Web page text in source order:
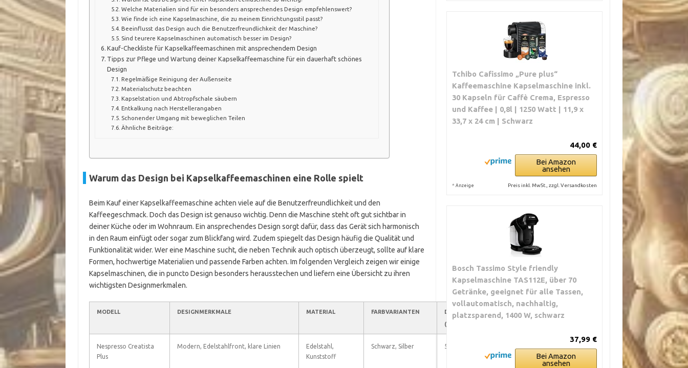
Welche Materialien sind für ein besonders ansprechendes Design empfehlenswert?
Wie finde ich eine Kapselmaschine, die zu meinem Einrichtungsstil passt?
Beeinflusst das Design auch die Benutzerfreundlichkeit der Maschine?
Sind teurere Kapselmaschinen automatisch besser im Design?
Kauf-Checkliste für Kapselkaffeemaschinen mit ansprechendem Design
Tipps zur Pflege und Wartung deiner Kapselkaffeemaschine für ein dauerhaft schönes
Design
Regelmäßige Reinigung der Außenseite
Materialschutz beachten
Kapselstation und Abtropfschale säubern
Entkalkung nach Herstellerangaben
Schonender Umgang mit beweglichen Teilen
Ähnliche Beiträge:
Warum das Design bei Kapselkaffeemaschinen eine Rolle spielt
Beim Kauf einer Kapselkaffeemaschine achten viele auf die Benutzerfreundlichkeit und den
Kaffeegeschmack. Doch das Design ist genauso wichtig. Denn die Maschine steht oft gut sichtbar in
deiner Küche oder im Wohnraum. Ein ansprechendes Design sorgt dafür, dass das Gerät sich harmonisch
in den Raum einfügt oder sogar zum Blickfang wird. Zudem spiegelt das Design häufig die Qualität und
Funktionalität wider. Wer eine Maschine sucht, die neben Technik auch optisch überzeugt, sollte auf klare
Formen, hochwertige Materialien und passende Farben achten. Im folgenden Vergleich zeigen wir einige
Kapselmaschinen, die in puncto Design besonders herausstechen und liefern eine Übersicht zu ihren
wichtigsten Designmerkmalen.
MODELL DESIGNMERKMALE MATERIAL FARBVARIANTEN
DESIGNBEWERTUNG
(1-5)
Nespresso Creatista
Plus
Modern, Edelstahlfront, klare Linien
Edelstahl,
Kunststoff
Schwarz, Silber 5
Tchibo Cafissimo „Pure plus“
Kaffeemaschine Kapselmaschine inkl.
30 Kapseln für Caffè Crema, Espresso
und Kaffee | 0,8l | 1250 Watt | 11,9 x
33,7 x 24 cm | Schwarz
44,00 €
Bei Amazon
ansehen
* Anzeige Preis inkl. MwSt., zzgl. Versandkosten
Bosch Tassimo Style friendly
Kapselmaschine TAS112E, über 70
Getränke, geeignet für alle Tassen,
vollautomatisch, nachhaltig,
platzsparend, 1400 W, schwarz
37,99 €
Bei Amazon
ansehen